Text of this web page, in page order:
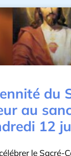
du
au
12
le Sacré-